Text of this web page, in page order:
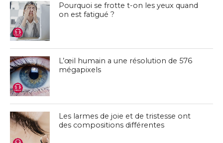
Pourquoi se frotte t-on les yeux quand
on est fatigué ?
L’œil humain a une résolution de 576
mégapixels
Les larmes de joie et de tristesse ont
des compositions différentes